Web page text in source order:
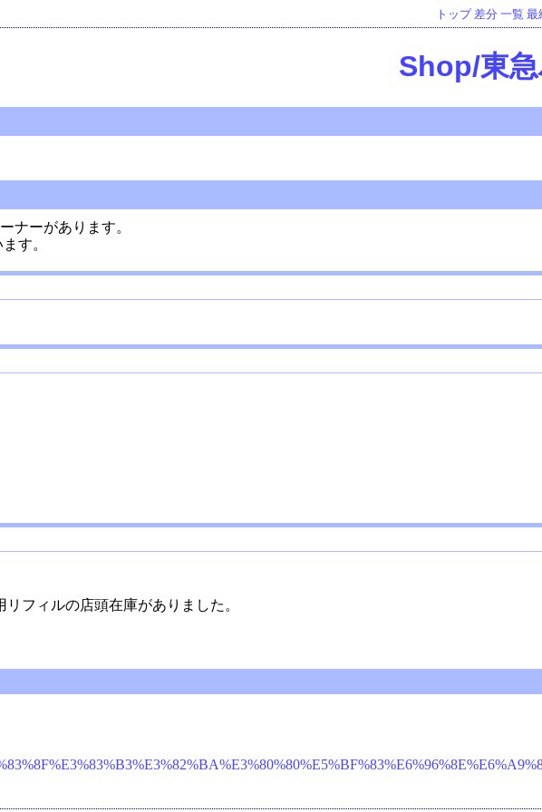
トップ 差分 一覧 最
Shop/東
ナーがあります。
す。
フィルの店頭在庫がありました。